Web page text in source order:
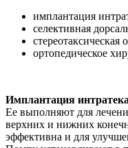
имплантация
селективная
стереотаксическая
ортопедическое
Имплантация
Ее выполняют для
верхних и нижних
эффективна и для